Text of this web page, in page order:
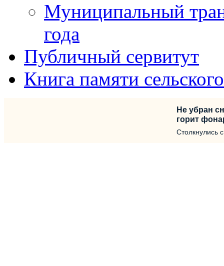
Муниципальный
года
Публичный сервитут
Книга памяти
Не убран
горит
Столкнулись